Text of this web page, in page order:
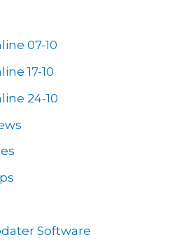
07-10
17-10
24-10
Software